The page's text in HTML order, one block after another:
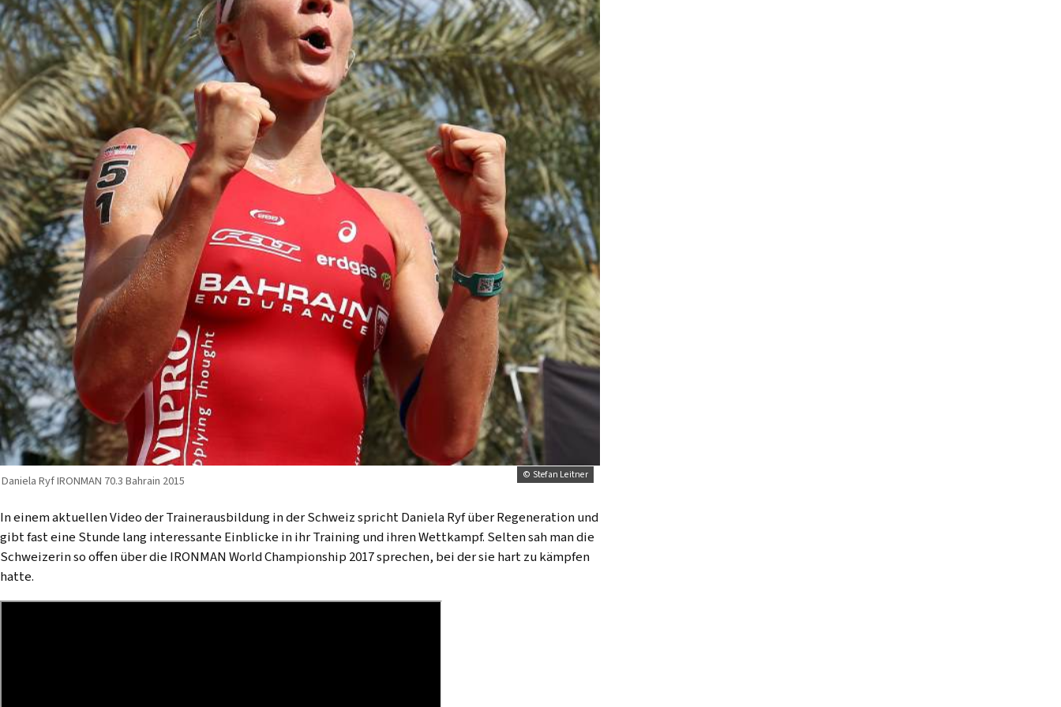
© Stefan Leitner
Daniela Ryf IRONMAN 70.3 Bahrain 2015
In einem aktuellen Video der Trainerausbildung in der Schweiz spricht Daniela Ryf über Regeneration und
gibt fast eine Stunde lang interessante Einblicke in ihr Training und ihren Wettkampf. Selten sah man die
Schweizerin so offen über die IRONMAN World Championship 2017 sprechen, bei der sie hart zu kämpfen
hatte.